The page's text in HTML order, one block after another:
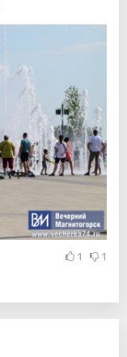
1 1